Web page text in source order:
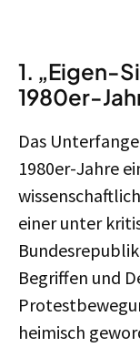
1. „Eigen-
1980er-
Das
1980er-Jahre
einer unter
Begriffen und
heimisch